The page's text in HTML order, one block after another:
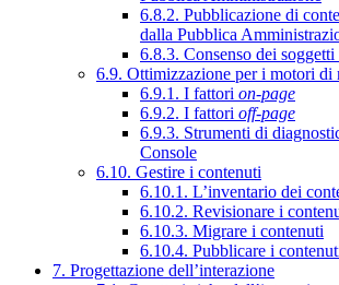
6.8.2. Pubblicazione di
dalla Pubblica
6.8.3. Consenso dei
6.9. Ottimizzazione per i motori di
6.9.1. I fattori on-page
6.9.2. I fattori off-page
6.9.3. Strumenti di
Console
6.10. Gestire i contenuti
6.10.1. L’inventario dei
6.10.2. Revisionare i
6.10.3. Migrare i contenuti
6.10.4. Pubblicare i
7. Progettazione dell’interazione